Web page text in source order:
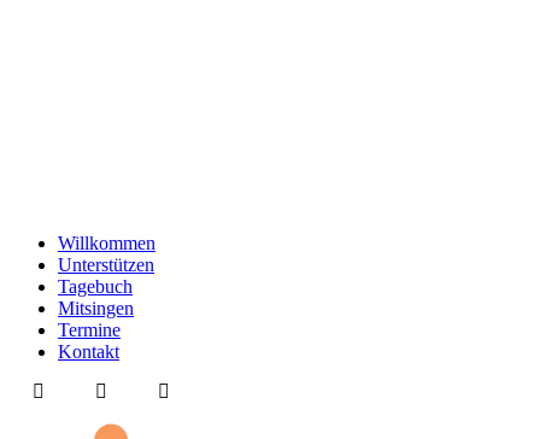
Willkommen
Unterstützen
Tagebuch
Mitsingen
Termine
Kontakt